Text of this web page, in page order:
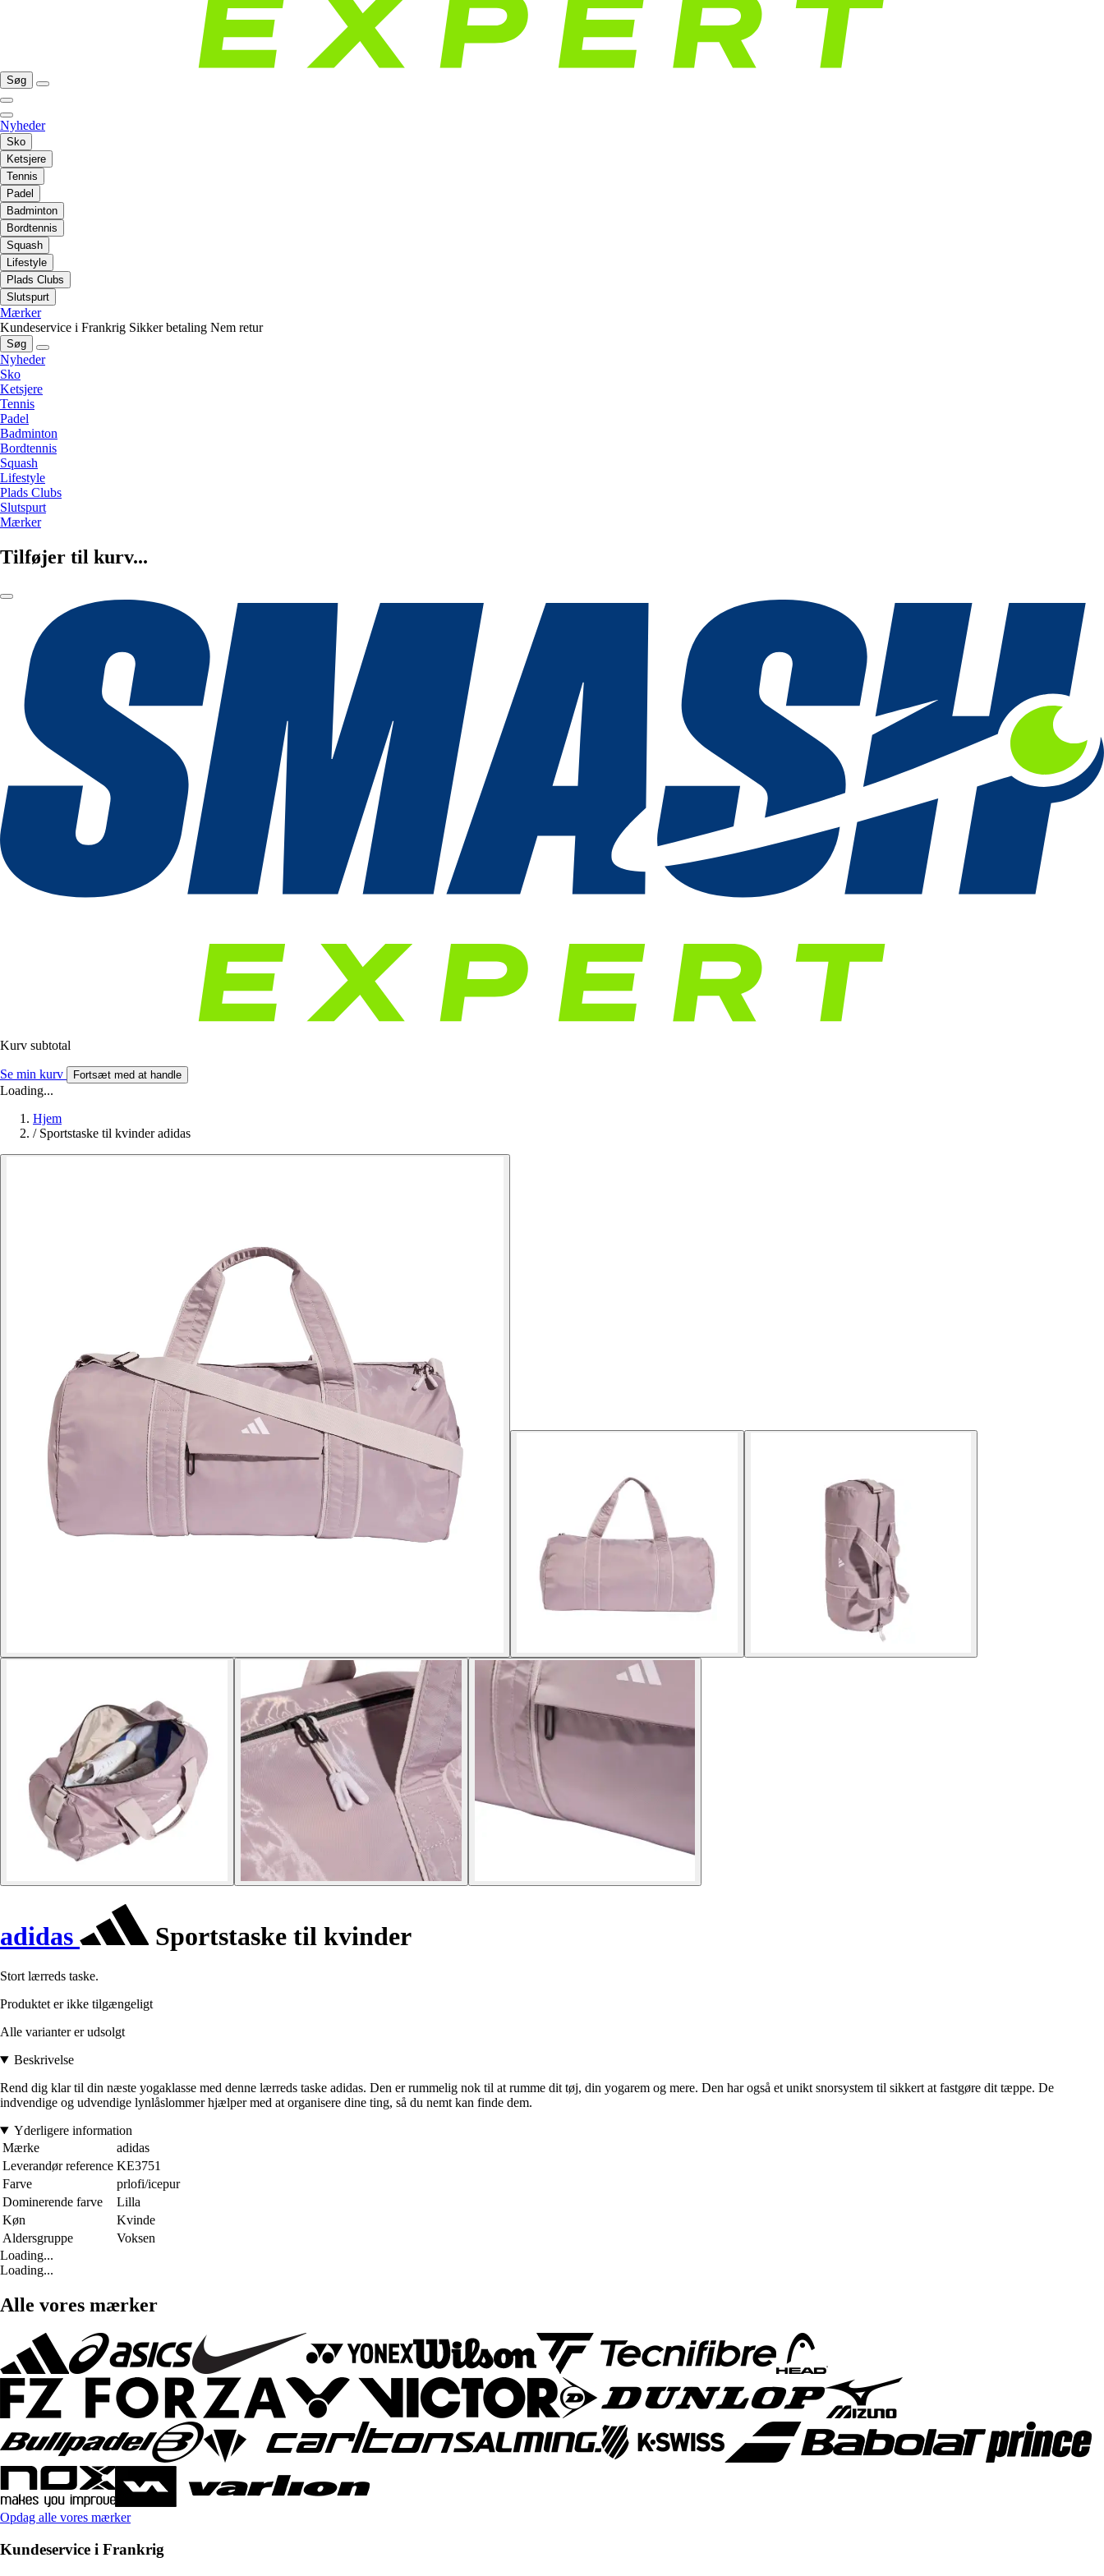
Søg
Nyheder
Sko
Ketsjere
Tennis
Padel
Badminton
Bordtennis
Squash
Lifestyle
Plads Clubs
Slutspurt
Mærker
Kundeservice i Frankrig Sikker betaling Nem retur
Søg
Nyheder
Sko
Ketsjere
Tennis
Padel
Badminton
Bordtennis
Squash
Lifestyle
Plads Clubs
Slutspurt
Mærker
Tilføjer til kurv...
Kurv subtotal
Se min kurv Fortsæt med at handle
Loading...
Hjem
/ Sportstaske til kvinder adidas
adidas Sportstaske til kvinder
Stort lærreds taske.
Produktet er ikke tilgængeligt
Alle varianter er udsolgt
Beskrivelse
Rend dig klar til din næste yogaklasse med denne lærreds taske adidas. Den er rummelig nok til at rumme dit tøj, din yogarem og mere. Den har også et unikt snorsystem til sikkert at fastgøre dit tæppe. De
indvendige og udvendige lynlåslommer hjælper med at organisere dine ting, så du nemt kan finde dem.
Yderligere information
Mærke
adidas
Leverandør reference KE3751
Farve
prlofi/icepur
Dominerende farve
Lilla
Køn
Kvinde
Aldersgruppe
Voksen
Loading...
Loading...
Alle vores mærker
Opdag alle vores mærker
Kundeservice i Frankrig